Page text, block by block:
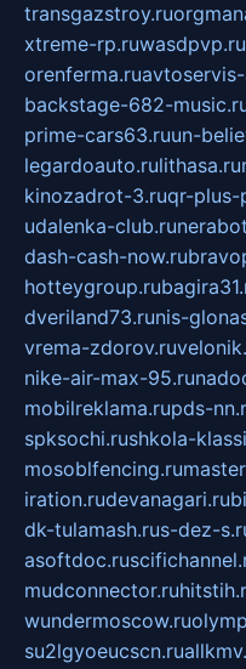
transgazstroy.ru
xtreme-rp.ruwasdpvp.ru
orenferma.ru
backstage-682-
prime-cars63.ruun-
legardoauto.rulithasa.ru
kinozadrot-3.ruqr-plus-
udalenka-club.ru
dash-cash-now.ru
hotteygroup.ru
dveriland73.runis-
vrema-zdorov.ru
nike-air-max-95.ru
mobilreklama.rupds-
spksochi.rushkola-
mosoblfencing.ru
iration.rudevanagari.ru
dk-tulamash.rus-dez-
asoftdoc.ru
mudconnector.ru
wundermoscow.ru
su2lgyoeucscn.ru